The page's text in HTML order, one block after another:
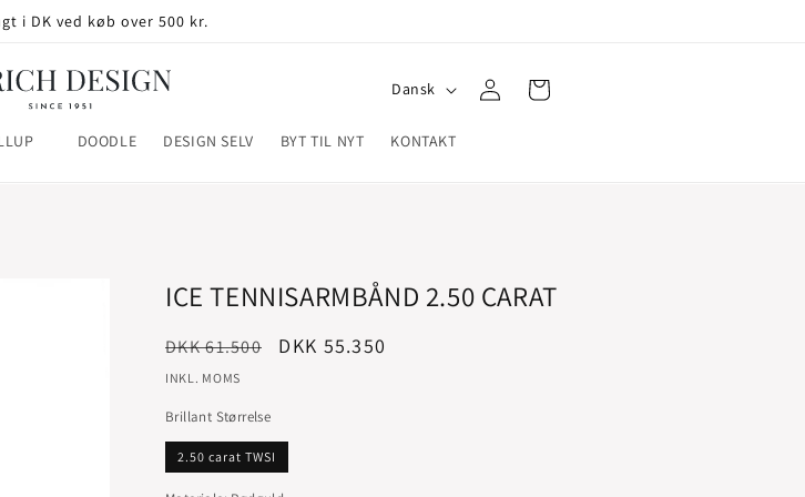
i DK ved køb over 500 kr.
DOODLE DESIGN SELV BYT TIL NYT KONTAKT
Dansk
Log
ind
Indkøbskurv
ICE TENNISARMBÅND 2.50 CARAT
Normalpris
DKK 61.500 Udsalgspris
DKK 55.350
INKL. MOMS
Brillant Størrelse
2.50 carat TWSI